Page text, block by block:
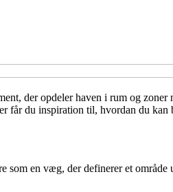
der opdeler haven i rum og
du inspiration til, hvordan du
en væg, der definerer et område